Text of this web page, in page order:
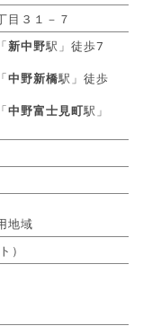
目３１－７
新中野駅」徒歩7
中野新橋駅」徒歩
中野富士見町駅」
地域
）